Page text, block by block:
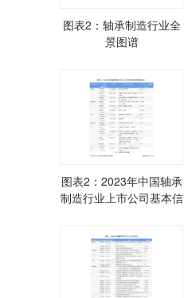
图表2：轴承制造行业全
景图谱
图表2：2023年中国轴承
制造行业上市公司基本信